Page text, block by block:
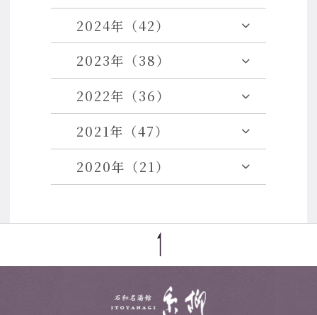
2024年（42）
2023年（38）
2022年（36）
2021年（47）
2020年（21）